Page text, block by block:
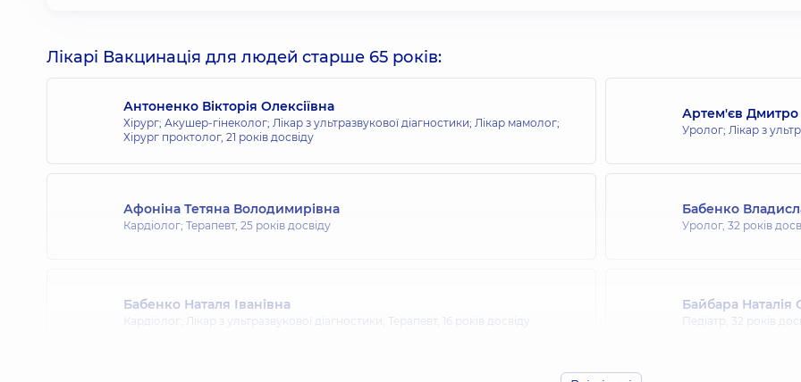
Лікарі Вакцинація для людей старше 65 років:
Антоненко Вікторія Олексіївна
Хірург; Акушер-гінеколог; Лікар з ультразвукової діагностики; Лікар мамолог;
Хірург проктолог, 21 років досвіду
Артем'єв Дмитро
Уролог; Лікар з
Афоніна Тетяна Володимирівна
Кардіолог; Терапевт, 25 років досвіду
Бабенко
Уролог, 32 років
Бабенко Наталя Іванівна
Кардіолог; Лікар з ультразвукової діагностики; Терапевт, 16 років досвіду
Байбара Наталія
Педіатр, 32 років